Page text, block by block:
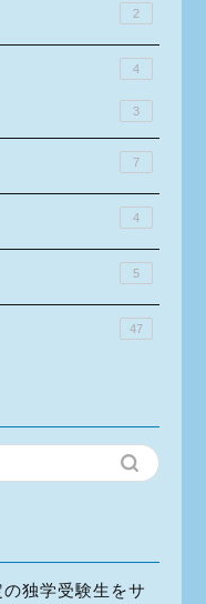
2
4
3
7
4
5
47
独学受験生をサ